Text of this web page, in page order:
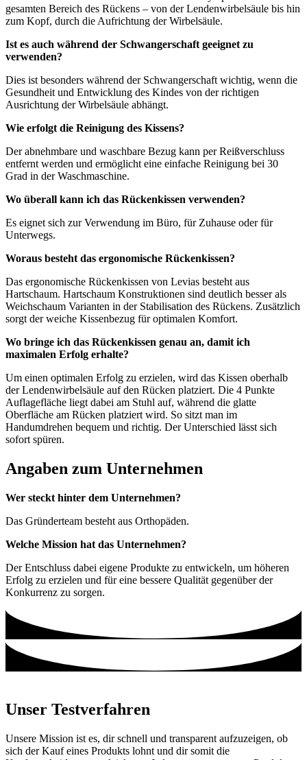
gesamten Bereich des Rückens – von der Lendenwirbelsäule bis hin
zum Kopf, durch die Aufrichtung der Wirbelsäule.
Ist es auch während der Schwangerschaft geeignet zu
verwenden?
Dies ist besonders während der Schwangerschaft wichtig, wenn die
Gesundheit und Entwicklung des Kindes von der richtigen
Ausrichtung der Wirbelsäule abhängt.
Wie erfolgt die Reinigung des Kissens?
Der abnehmbare und waschbare Bezug kann per Reißverschluss
entfernt werden und ermöglicht eine einfache Reinigung bei 30
Grad in der Waschmaschine.
Wo überall kann ich das Rückenkissen verwenden?
Es eignet sich zur Verwendung im Büro, für Zuhause oder für
Unterwegs.
Woraus besteht das ergonomische Rückenkissen?
Das ergonomische Rückenkissen von Levias besteht aus
Hartschaum. Hartschaum Konstruktionen sind deutlich besser als
Weichschaum Varianten in der Stabilisation des Rückens. Zusätzlich
sorgt der weiche Kissenbezug für optimalen Komfort.
Wo bringe ich das Rückenkissen genau an, damit ich
maximalen Erfolg erhalte?
Um einen optimalen Erfolg zu erzielen, wird das Kissen oberhalb
der Lendenwirbelsäule auf den Rücken platziert. Die 4 Punkte
Auflagefläche liegt dabei am Stuhl auf, während die glatte
Oberfläche am Rücken platziert wird. So sitzt man im
Handumdrehen bequem und richtig. Der Unterschied lässt sich
sofort spüren.
Angaben zum Unternehmen
Wer steckt hinter dem Unternehmen?
Das Gründerteam besteht aus Orthopäden.
Welche Mission hat das Unternehmen?
Der Entschluss dabei eigene Produkte zu entwickeln, um höheren
Erfolg zu erzielen und für eine bessere Qualität gegenüber der
Konkurrenz zu sorgen.
Unser Testverfahren
Unsere Mission ist es, dir schnell und transparent aufzuzeigen, ob
sich der Kauf eines Produkts lohnt und dir somit die